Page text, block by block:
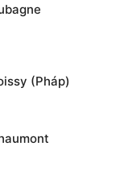
(Pháp)